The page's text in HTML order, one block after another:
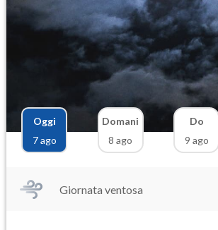
Oggi
7 ago
Domani
8 ago
Do
9 ago
Giornata ventosa